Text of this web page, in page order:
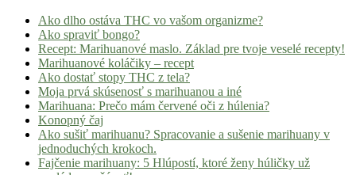
Ako dlho ostáva THC vo vašom organizme?
Ako spraviť bongo?
Recept: Marihuanové maslo. Základ pre tvoje veselé recepty!
Marihuanové koláčiky – recept
Ako dostať stopy THC z tela?
Moja prvá skúsenosť s marihuanou a iné
Marihuana: Prečo mám červené oči z húlenia?
Konopný čaj
Ako sušiť marihuanu? Spracovanie a sušenie marihuany v
jednoduchých krokoch.
Fajčenie marihuany: 5 Hlúpostí, ktoré ženy húličky už